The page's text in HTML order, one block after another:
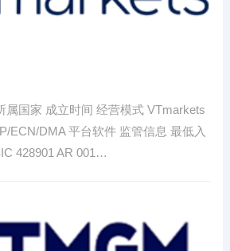
属国家 成立时间 经营模式 VTmarkets
ECN/DMA 平台软件 监管信息 最低入
428901 AR 001…